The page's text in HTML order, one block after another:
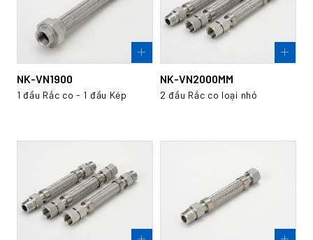
NK-VN1900
1 đầu Rắc co - 1 đầu Kép
NK-VN2000MM
2 đầu Rắc co loại nhỏ